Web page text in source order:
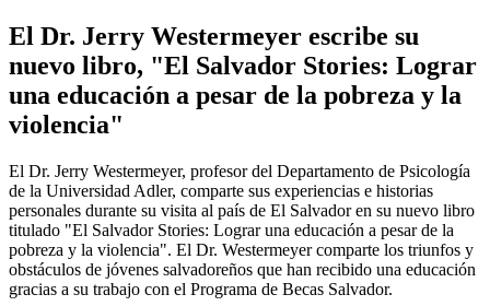
El Dr. Jerry Westermeyer escribe su
nuevo libro, "El Salvador Stories: Lograr
una educación a pesar de la pobreza y la
violencia"
El Dr. Jerry Westermeyer, profesor del Departamento de Psicología
de la Universidad Adler, comparte sus experiencias e historias
personales durante su visita al país de El Salvador en su nuevo libro
titulado "El Salvador Stories: Lograr una educación a pesar de la
pobreza y la violencia". El Dr. Westermeyer comparte los triunfos y
obstáculos de jóvenes salvadoreños que han recibido una educación
gracias a su trabajo con el Programa de Becas Salvador.